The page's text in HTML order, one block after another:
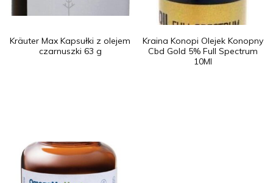
Kräuter Max Kapsułki z olejem
czarnuszki 63 g
Kraina Konopi Olejek Konopny
Cbd Gold 5% Full Spectrum
10Ml